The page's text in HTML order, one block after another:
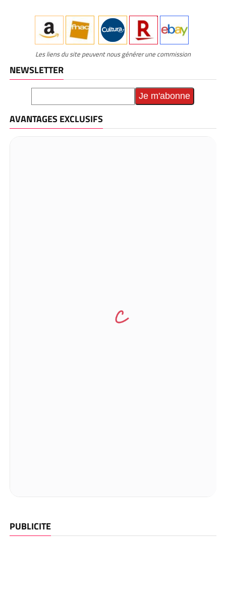
Les liens du site peuvent nous générer une commission
NEWSLETTER
AVANTAGES EXCLUSIFS
PUBLICITE